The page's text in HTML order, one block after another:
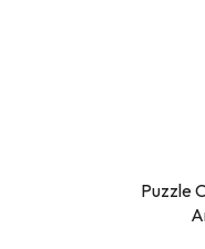
Puzzle